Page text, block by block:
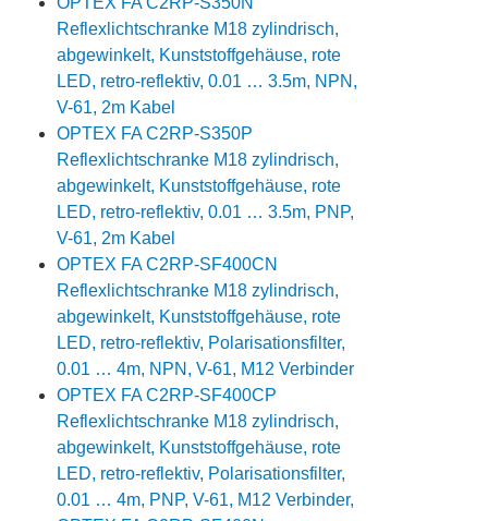
Reflexlichtschranke M18 zylindrisch,
abgewinkelt, Kunststoffgehäuse, rote
LED, retro-reflektiv, 0.01 … 3.5m, NPN,
V-61, 2m Kabel
OPTEX FA C2RP-S350P
Reflexlichtschranke M18 zylindrisch,
abgewinkelt, Kunststoffgehäuse, rote
LED, retro-reflektiv, 0.01 … 3.5m, PNP,
V-61, 2m Kabel
OPTEX FA C2RP-SF400CN
Reflexlichtschranke M18 zylindrisch,
abgewinkelt, Kunststoffgehäuse, rote
LED, retro-reflektiv, Polarisationsfilter,
0.01 … 4m, NPN, V-61, M12 Verbinder
OPTEX FA C2RP-SF400CP
Reflexlichtschranke M18 zylindrisch,
abgewinkelt, Kunststoffgehäuse, rote
LED, retro-reflektiv, Polarisationsfilter,
0.01 … 4m, PNP, V-61, M12 Verbinder,